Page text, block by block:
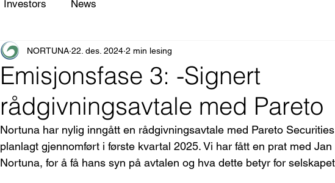
Investors News
Emisjonsfase 3: -Signert
rådgivningsavtale med Pareto
NORTUNA 22. des. 2024 2 min lesing
Nortuna har nylig inngått en rådgivningsavtale med Pareto
planlagt gjennomført i første kvartal 2025. Vi har fått en prat med
Nortuna, for å få hans syn på avtalen og hva dette betyr for